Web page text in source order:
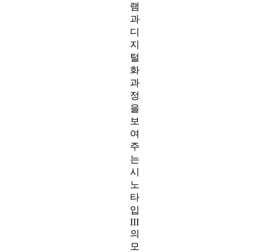
램
과
디
지
털
화
과
정
을
보
여
주
는
시
노
타
입
III
의
모